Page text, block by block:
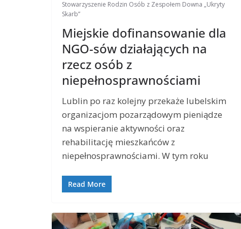
Stowarzyszenie Rodzin Osób z Zespołem Downa „Ukryty
Skarb”
Miejskie dofinansowanie dla
NGO-sów działających na
rzecz osób z
niepełnosprawnościami
Lublin po raz kolejny przekaże lubelskim
organizacjom pozarządowym pieniądze
na wspieranie aktywności oraz
rehabilitację mieszkańców z
niepełnosprawnościami. W tym roku
Read More